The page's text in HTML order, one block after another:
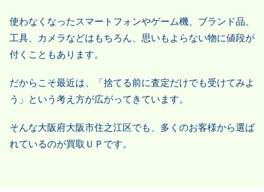
使わなくなったスマートフォンやゲーム機、ブランド品、
工具、カメラなどはもちろん、思いもよらない物に値段が
付くこともあります。
だからこそ最近は、「捨てる前に査定だけでも受けてみよ
う」という考え方が広がってきています。
そんな大阪府大阪市住之江区でも、多くのお客様から選ば
れているのが買取ＵＰです。